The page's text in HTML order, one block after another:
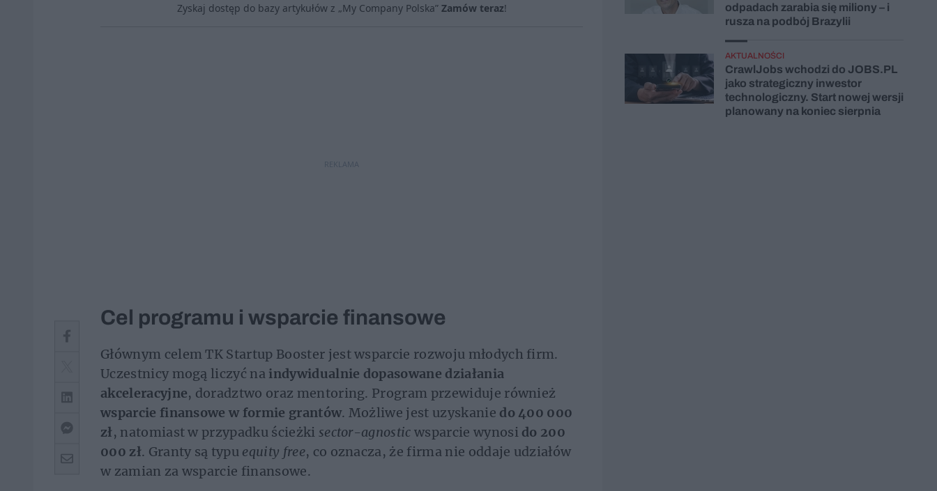
Zyskaj dostęp do bazy artykułów z „My Company Polska” Zamów teraz!
REKLAMA
Cel programu i wsparcie finansowe
Głównym celem TK Startup Booster jest wsparcie rozwoju młodych firm.
Uczestnicy mogą liczyć na indywidualnie dopasowane działania
akceleracyjne, doradztwo oraz mentoring. Program przewiduje również
wsparcie finansowe w formie grantów. Możliwe jest uzyskanie do 400 000
zł, natomiast w przypadku ścieżki sector-agnostic wsparcie wynosi do 200
000 zł. Granty są typu equity free, co oznacza, że firma nie oddaje udziałów
w zamian za wsparcie finansowe.
odpadach zarabia się miliony – i
rusza na podbój Brazylii
AKTUALNOŚCI
CrawlJobs wchodzi do JOBS.PL
jako strategiczny inwestor
technologiczny. Start nowej wersji
planowany na koniec sierpnia